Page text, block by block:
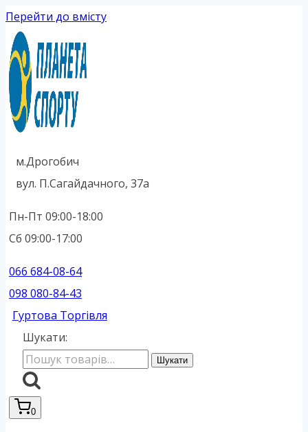
Перейти до вмісту
м.Дрогобич
вул. П.Сагайдачного, 37а
Пн-Пт 09:00-18:00
Сб 09:00-17:00
066 684-08-64
098 080-84-43
Гуртова Торгівля
Шукати:
Шукати
0